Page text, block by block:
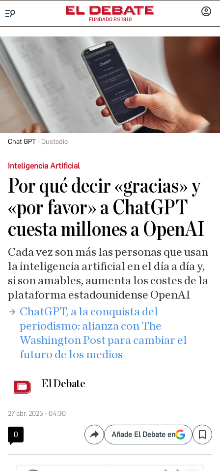
FUNDADO EN 1910
Chat GPT Qustodio
Inteligencia Artificial
Por qué decir «gracias» y
«por favor» a ChatGPT
cuesta millones a OpenAI
Cada vez son más las personas que usan
la inteligencia artificial en el día a día y,
si son amables, aumenta los costes de la
plataforma estadounidense OpenAI
ChatGPT, a la conquista del
periodismo: alianza con The
Washington Post para cambiar el
futuro de los medios
El Debate
27 abr. 2025 - 04:30
0 CompartirAñade El Debate en Save